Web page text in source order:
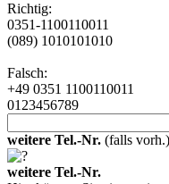
Richtig:
0351-1100110011
(089) 1010101010
Falsch:
+49 0351 1100110011
0123456789
weitere Tel.-Nr. (falls vorh.)
weitere Tel.-Nr.